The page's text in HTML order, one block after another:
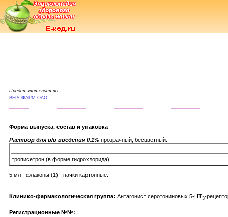
Представительство:
ВЕРОФАРМ ОАО
Форма выпуска, состав и упаковка
Раствор для в/в введения 0.1% прозрачный, бесцветный.
трописетрон (в форме гидрохлорида)
5 мл - флаконы (1) - пачки картонные.
Клинико-фармакологическая группа: Антагонист серотониновых 5-HT3-
Регистрационные №№: